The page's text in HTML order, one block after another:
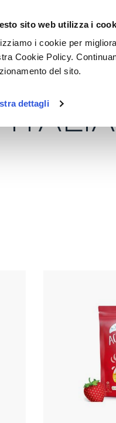
sito web utilizza i
i cookie per
Cookie Policy.
del sito.
dettagli